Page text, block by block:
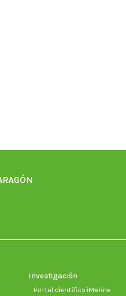
Investigación
Portal científico iMarina